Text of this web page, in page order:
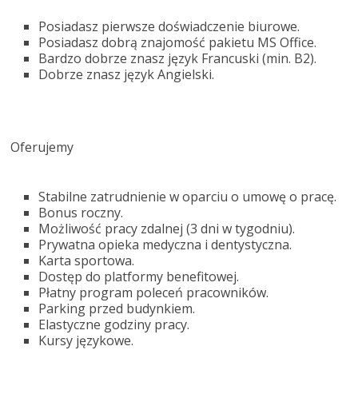
Posiadasz pierwsze doświadczenie biurowe.
Posiadasz dobrą znajomość pakietu MS Office.
Bardzo dobrze znasz język Francuski (min. B2).
Dobrze znasz język Angielski.
Oferujemy
Stabilne zatrudnienie w oparciu o umowę o pracę.
Bonus roczny.
Możliwość pracy zdalnej (3 dni w tygodniu).
Prywatna opieka medyczna i dentystyczna.
Karta sportowa.
Dostęp do platformy benefitowej.
Płatny program poleceń pracowników.
Parking przed budynkiem.
Elastyczne godziny pracy.
Kursy językowe.